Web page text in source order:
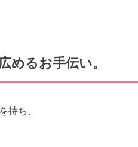
るお手伝い。
ち、